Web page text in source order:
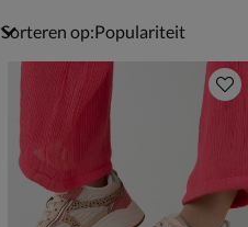
Sorteren op: